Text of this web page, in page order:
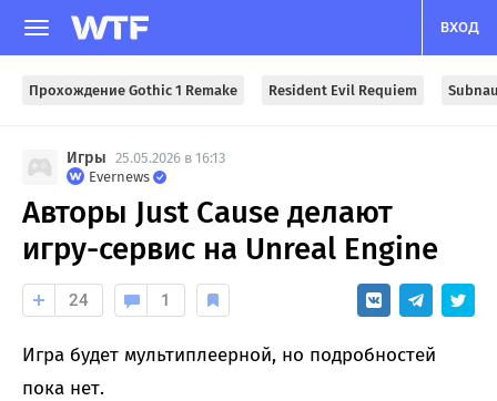
ВХОД
Прохождение Gothic 1 Remake Resident Evil Requiem
Игры 25.05.2026 в 16:13
Evernews
Авторы Just Cause делают
игру-сервис на Unreal Engine
24 1
Игра будет мультиплеерной, но подробностей
пока нет.